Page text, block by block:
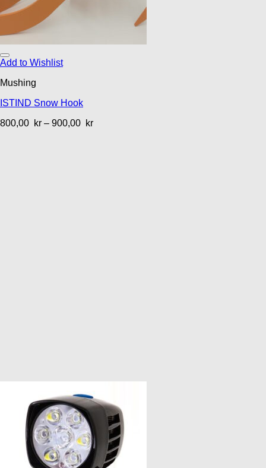
Add to Wishlist
Mushing
ISTIND Snow Hook
800,00 kr – 900,00 kr